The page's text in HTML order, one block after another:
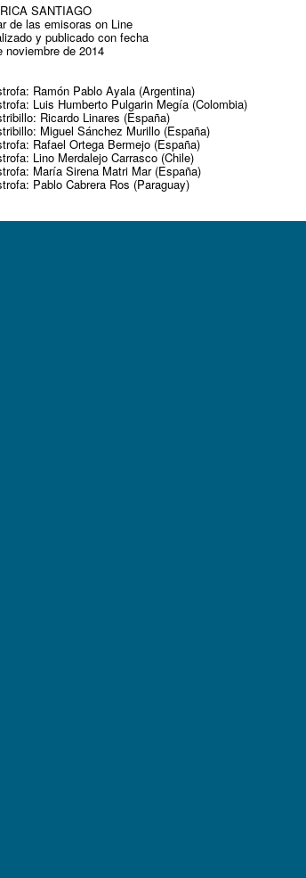
SANTIAGO
de las emisoras on Line
y publicado con fecha
noviembre de 2014
Ramón Pablo Ayala (Argentina)
Luis Humberto Pulgarin Megía (Colombia)
Ricardo Linares (España)
Miguel Sánchez Murillo (España)
Rafael Ortega Bermejo (España)
Lino Merdalejo Carrasco (Chile)
María Sirena Matri Mar (España)
Pablo Cabrera Ros (Paraguay)